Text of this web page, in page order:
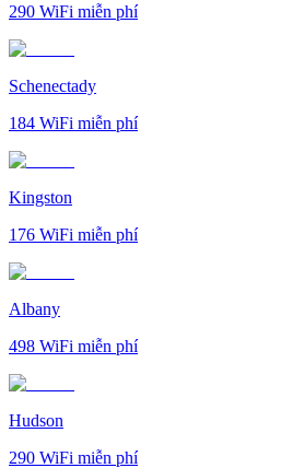
290 WiFi miễn phí
Schenectady
184 WiFi miễn phí
Kingston
176 WiFi miễn phí
Albany
498 WiFi miễn phí
Hudson
290 WiFi miễn phí